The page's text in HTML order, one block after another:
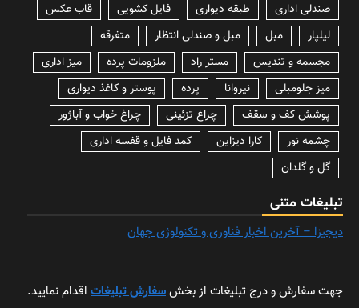
صندلی اداری
طبقه دیواری فایل کشویی
قاب عکس
لیلپار
مبل مبل و صندلی انتظار
متفرقه
مجسمه و تندیس
مستر راد ملزومات پرده
میز اداری
میز جلومبلی
نیروانا پرده
پوستر و کاغذ دیواری
پوشش کف و سقف
چراغ تزئینی
چراغ خواب و آباژور
چشمه نور
کارا دیزاین
کمد فایل و قفسه اداری
گل و گلدان
تبلیغات متنی
دیجیزا – آخرین اخبار فناوری و تکنولوژی جهان
جهت سفارش و درج تبلیغات از بخشسفارش تبلیغات اقدام نمایید.